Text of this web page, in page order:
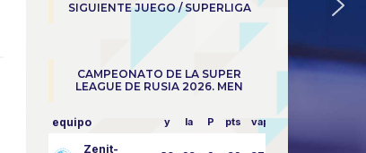
SIGUIENTE JUEGO / SUPERLIGA
CAMPEONATO DE LA SUPER
LEAGUE DE RUSIA 2026. MEN
equipo y la P pts vapor
Zenit-